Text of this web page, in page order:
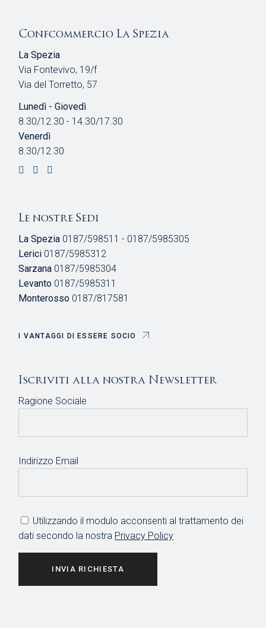
Confcommercio La Spezia
La Spezia
Via Fontevivo, 19/f
Via del Torretto, 57
Lunedì - Giovedì
8.30/12.30 - 14.30/17.30
Venerdì
8.30/12.30
Le nostre Sedi
La Spezia 0187/598511 - 0187/5985305
Lerici 0187/5985312
Sarzana 0187/5985304
Levanto 0187/5985311
Monterosso 0187/817581
I VANTAGGI DI ESSERE SOCIO
Iscriviti alla nostra Newsletter
Ragione Sociale
Indirizzo Email
Utilizzando il modulo acconsenti al trattamento dei
dati secondo la nostra Privacy Policy
INVIA RICHIESTA